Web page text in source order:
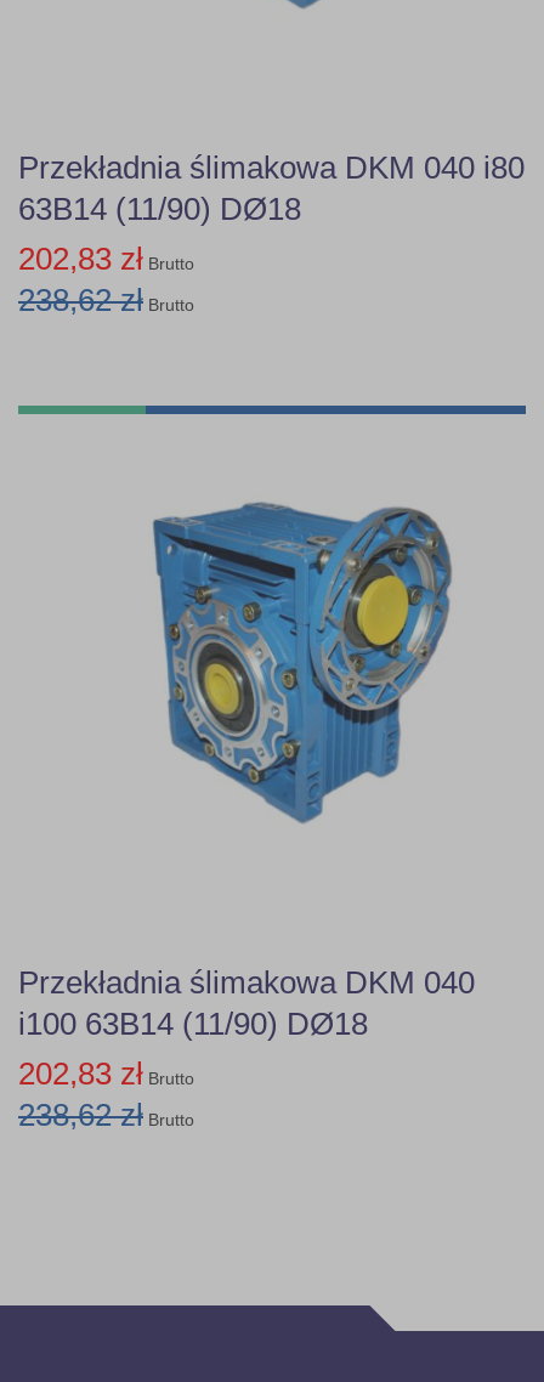
Przekładnia ślimakowa DKM 040 i80
63B14 (11/90) DØ18
202,83 zł Brutto
238,62 zł Brutto
Przekładnia ślimakowa DKM 040
i100 63B14 (11/90) DØ18
202,83 zł Brutto
238,62 zł Brutto